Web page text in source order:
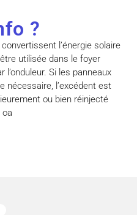
?
l’énergie solaire
utilisée dans le foyer
Si les panneaux
nécessaire, l’excédent est
ou bien réinjecté
oa